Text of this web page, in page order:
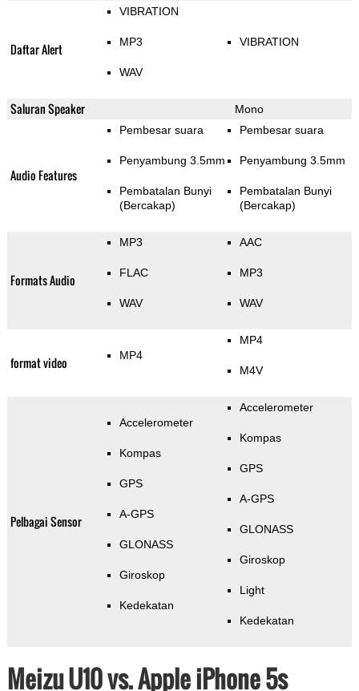
Daftar Alert
VIBRATION
MP3
WAV
VIBRATION
Saluran Speaker Mono
Audio Features
Pembesar suara
Penyambung 3.5mm
Pembatalan Bunyi
(Bercakap)
Pembesar suara
Penyambung 3.5mm
Pembatalan Bunyi
(Bercakap)
Formats Audio
MP3
FLAC
WAV
AAC
MP3
WAV
format video MP4
MP4
M4V
Pelbagai Sensor
Accelerometer
Kompas
GPS
A-GPS
GLONASS
Giroskop
Kedekatan
Accelerometer
Kompas
GPS
A-GPS
GLONASS
Giroskop
Light
Kedekatan
Meizu U10 vs. Apple iPhone 5s